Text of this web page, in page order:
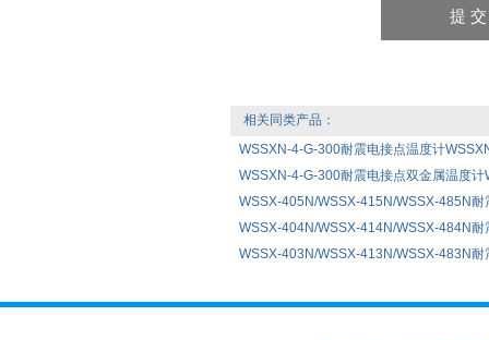
相关同类产品：
WSSXN-4-G-300耐震电接点温度计
WSSXN-4-G-300耐震电接点双金属温度
WSSX-405N/WSSX-415N/WSSX-485N
WSSX-404N/WSSX-414N/WSSX-484N
WSSX-403N/WSSX-413N/WSSX-483N